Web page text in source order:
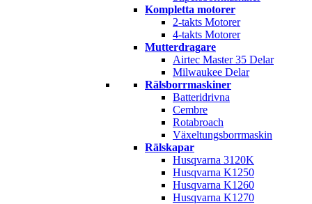
Kompletta motorer
2-takts Motorer
4-takts Motorer
Mutterdragare
Airtec Master 35 Delar
Milwaukee Delar
Rälsborrmaskiner
Batteridrivna
Cembre
Rotabroach
Växeltungsborrmaskin
Rälskapar
Husqvarna 3120K
Husqvarna K1250
Husqvarna K1260
Husqvarna K1270